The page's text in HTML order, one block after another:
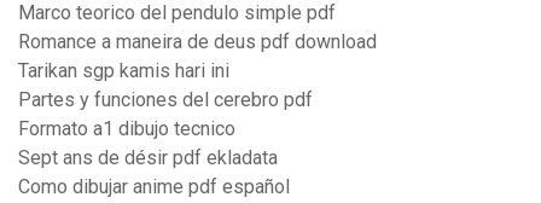
Marco teorico del pendulo simple pdf
Romance a maneira de deus pdf download
Tarikan sgp kamis hari ini
Partes y funciones del cerebro pdf
Formato a1 dibujo tecnico
Sept ans de désir pdf ekladata
Como dibujar anime pdf español